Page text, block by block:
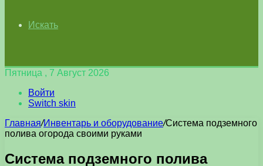
Искать
Пятница , 7 Август 2026
Войти
Switch skin
Главная/Инвентарь и оборудование/Система подземного
полива огорода своими руками
Система подземного полива